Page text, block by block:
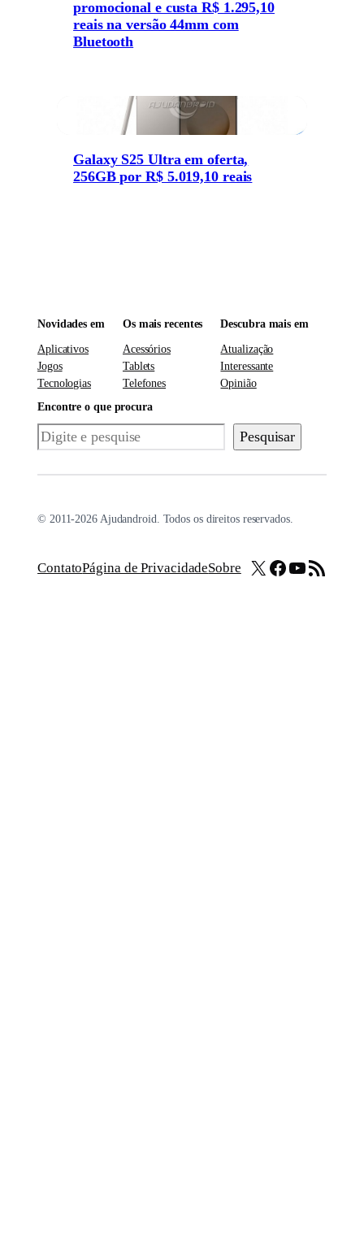
promocional e custa R$ 1.295,10
reais na versão 44mm com
Bluetooth
Galaxy S25 Ultra em oferta,
256GB por R$ 5.019,10 reais
Novidades em
Aplicativos
Jogos
Tecnologias
Os mais recentes
Acessórios
Tablets
Telefones
Descubra mais em
Atualização
Interessante
Opinião
Encontre o que procura
Pesquisar Pesquisar
© 2011-2026 Ajudandroid. Todos os direitos reservados.
ContatoPágina de PrivacidadeSobre X Facebook
Youtube
Feed RSS